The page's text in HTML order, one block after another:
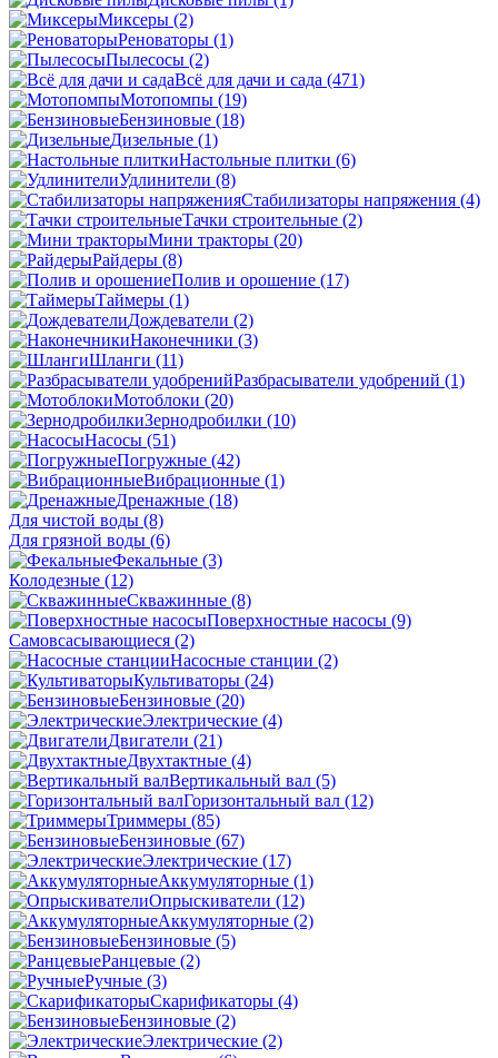
Миксеры (2)
Реноваторы (1)
Пылесосы (2)
Всё для дачи и сада (471)
Мотопомпы (19)
Бензиновые (18)
Дизельные (1)
Настольные плитки (6)
Удлинители (8)
Стабилизаторы напряжения (4)
Тачки строительные (2)
Мини тракторы (20)
Райдеры (8)
Полив и орошение (17)
Таймеры (1)
Дождеватели (2)
Наконечники (3)
Шланги (11)
Разбрасыватели удобрений (1)
Мотоблоки (20)
Зернодробилки (10)
Насосы (51)
Погружные (42)
Вибрационные (1)
Дренажные (18)
Для чистой воды (8)
Для грязной воды (6)
Фекальные (3)
Колодезные (12)
Скважинные (8)
Поверхностные насосы (9)
Самовсасывающиеся (2)
Насосные станции (2)
Культиваторы (24)
Бензиновые (20)
Электрические (4)
Двигатели (21)
Двухтактные (4)
Вертикальный вал (5)
Горизонтальный вал (12)
Триммеры (85)
Бензиновые (67)
Электрические (17)
Аккумуляторные (1)
Опрыскиватели (12)
Аккумуляторные (2)
Бензиновые (5)
Ранцевые (2)
Ручные (3)
Скарификаторы (4)
Бензиновые (2)
Электрические (2)